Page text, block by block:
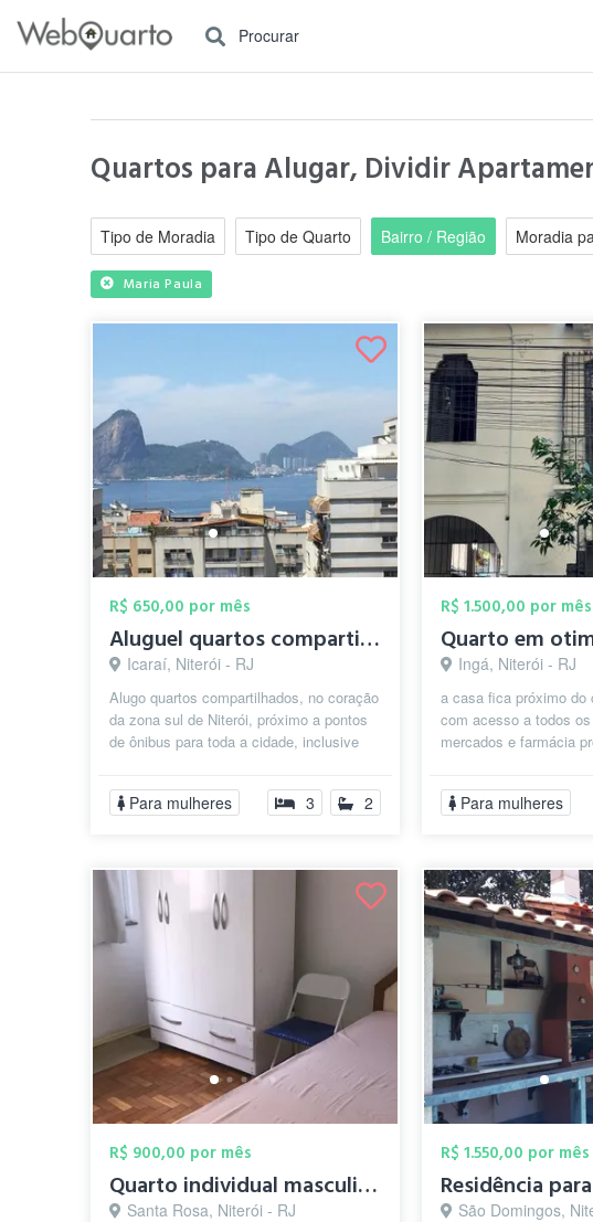
Procurar
Quartos para Alugar, Dividir
Tipo de Moradia Tipo de Quarto Bairro / Região Moradia
Maria Paula
R$ 650,00 por mês
Aluguel quartos compartilhados
Icaraí, Niterói - RJ
Alugo quartos compartilhados, no coração
da zona sul de Niterói, próximo a pontos
de ônibus para toda a cidade, inclusive
Para mulheres 3 2
R$ 1.500,00 por mês
Ingá, Niterói - RJ
a casa fica próximo do
com acesso a todos
mercados e farmácia
Para mulheres
R$ 900,00 por mês
Quarto individual masculino em Santa Ros...
Santa Rosa, Niterói - RJ
R$ 1.550,00 por mês
São Domingos,